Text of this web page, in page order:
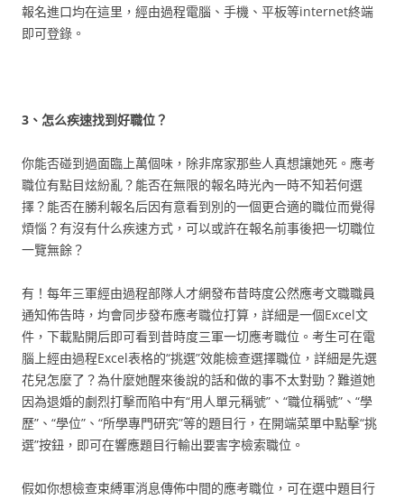
報名進口均在這里，經由過程電腦、手機、平板等internet終端
即可登錄。
3、怎么疾速找到好職位？
你能否碰到過面臨上萬個味，除非席家那些人真想讓她死。應考
職位有點目炫紛亂？能否在無限的報名時光內一時不知若何選
擇？能否在勝利報名后因有意看到別的一個更合適的職位而覺得
煩惱？有沒有什么疾速方式，可以或許在報名前事後把一切職位
一覽無餘？
有！每年三軍經由過程部隊人才網發布昔時度公然應考文職職員
通知佈告時，均會同步發布應考職位打算，詳細是一個Excel文
件，下載點開后即可看到昔時度三軍一切應考職位。考生可在電
腦上經由過程Excel表格的“挑選”效能檢查選擇職位，詳細是先選
花兒怎麼了？為什麼她醒來後說的話和做的事不太對勁？難道她
因為退婚的劇烈打擊而陷中有“用人單元稱號”、“職位稱號”、“學
歷”、“學位”、“所學專門研究”等的題目行，在開端菜單中點擊“挑
選”按鈕，即可在響應題目行輸出要害字檢索職位。
假如你想檢查束縛軍消息傳佈中間的應考職位，可在選中題目行